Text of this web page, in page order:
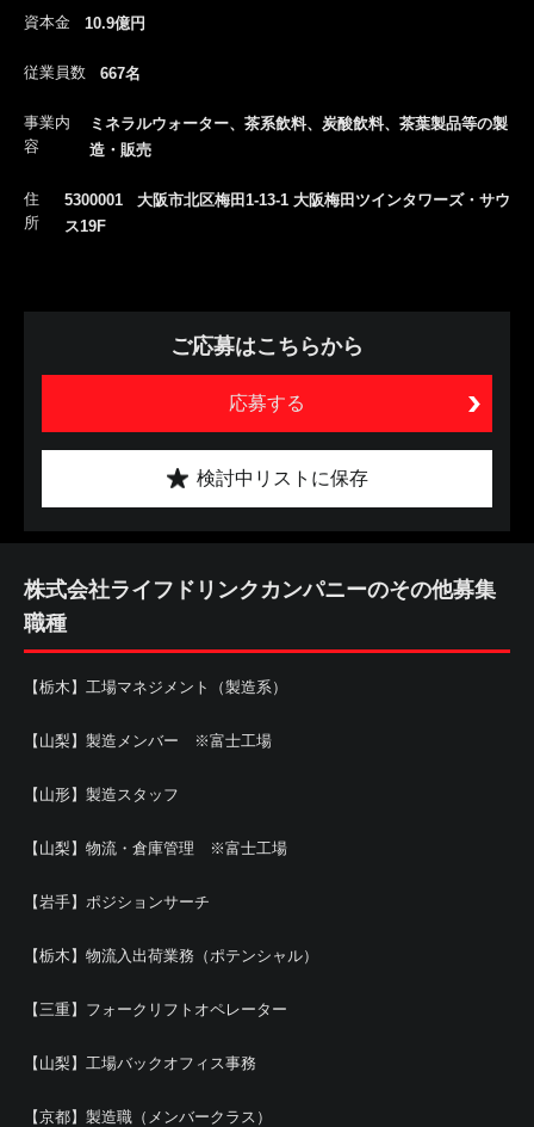
資本金 10.9億円
従業員数 667名
事業内
容
ミネラルウォーター、茶系飲料、炭酸飲料、茶葉製品等の製
造・販売
住
所
5300001 大阪市北区梅田1-13-1 大阪梅田ツインタワーズ・サウ
ス19F
ご応募はこちらから
応募する
検討中リストに保存
株式会社ライフドリンクカンパニーのその他募集
職種
【栃木】工場マネジメント（製造系）
【山梨】製造メンバー ※富士工場
【山形】製造スタッフ
【山梨】物流・倉庫管理 ※富士工場
【岩手】ポジションサーチ
【栃木】物流入出荷業務（ポテンシャル）
【三重】フォークリフトオペレーター
【山梨】工場バックオフィス事務
【京都】製造職（メンバークラス）